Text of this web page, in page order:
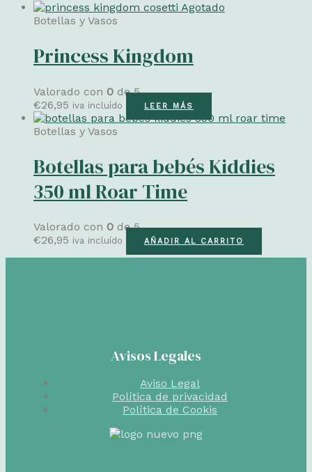
Agotado
Botellas y Vasos
Princess Kingdom
Valorado con 0 de 5
€26,95 iva incluído LEER MÁS
Botellas y Vasos
Botellas para bebés Kiddies
350 ml Roar Time
Valorado con 0 de 5
€26,95 iva incluído AÑADIR AL CARRITO
Avisos Legales
Aviso Legal
Política de privacidad
Política de Cookis